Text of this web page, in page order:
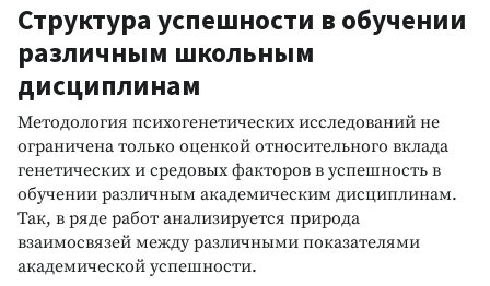
Структура успешности в обучении
различным школьным
дисциплинам
Методология психогенетических исследований не
ограничена только оценкой относительного вклада
генетических и средовых факторов в успешность в
обучении различным академическим дисциплинам.
Так, в ряде работ анализируется природа
взаимосвязей между различными показателями
академической успешности.